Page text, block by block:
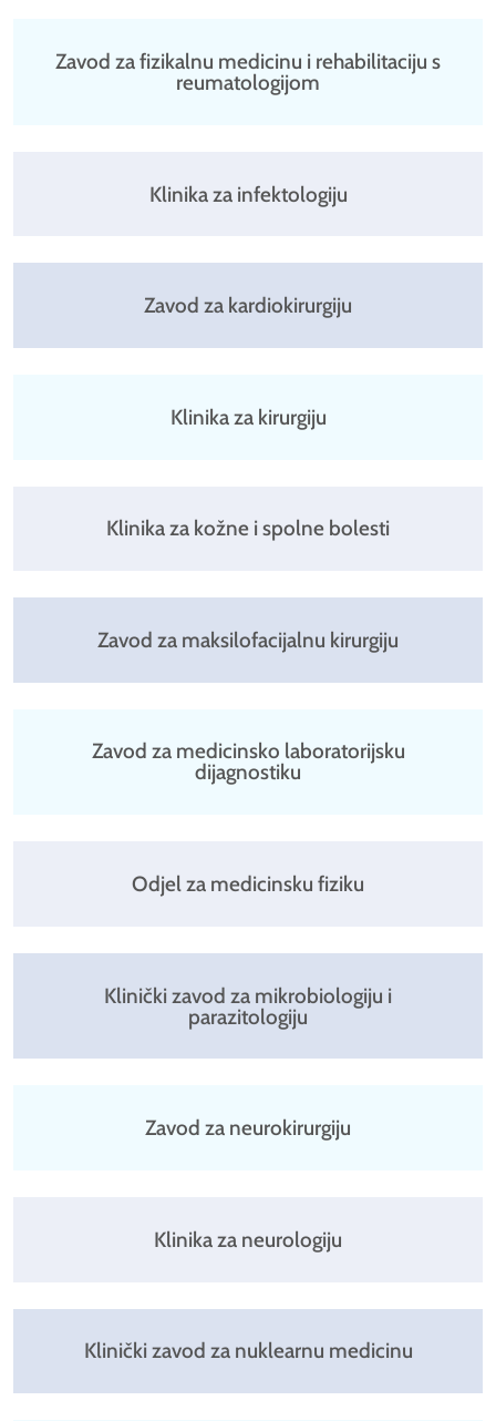
Zavod za fizikalnu medicinu i rehabilitaciju s
reumatologijom
Klinika za infektologiju
Zavod za kardiokirurgiju
Klinika za kirurgiju
Klinika za kožne i spolne bolesti
Zavod za maksilofacijalnu kirurgiju
Zavod za medicinsko laboratorijsku
dijagnostiku
Odjel za medicinsku fiziku
Klinički zavod za mikrobiologiju i
parazitologiju
Zavod za neurokirurgiju
Klinika za neurologiju
Klinički zavod za nuklearnu medicinu